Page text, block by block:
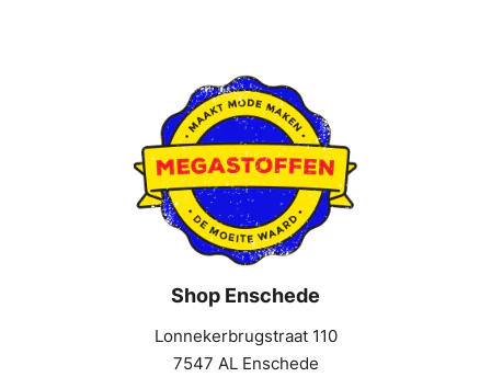
Shop Enschede
Lonnekerbrugstraat 110
7547 AL Enschede